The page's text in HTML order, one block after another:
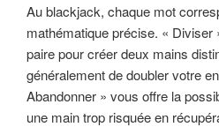
Au blackjack, chaque mot
mathématique précise. « Diviser
paire pour créer deux mains
généralement de doubler votre
Abandonner » vous offre la
une main trop risquée en